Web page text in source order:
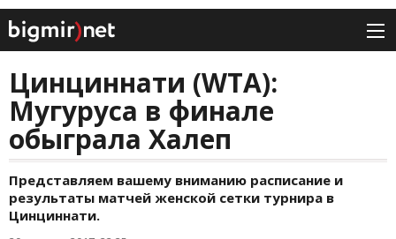
Цинциннати (WTA):
Мугуруса в финале
обыграла Халеп
Представляем вашему вниманию расписание и
результаты матчей женской сетки турнира в
Цинциннати.